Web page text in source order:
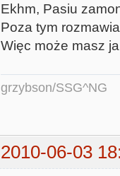
Ekhm, Pasiu
Poza tym
Więc może masz
grzybson/SSG^NG
2010-06-03